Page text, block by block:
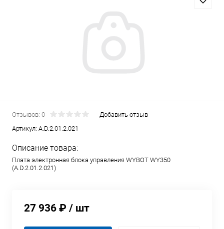
Отзывов: 0
Добавить отзыв
Артикул: A.D.2.01.2.021
Описание товара:
Плата электронная блока управления WYBOT WY350
(A.D.2.01.2.021)
27 936 ₽ / шт